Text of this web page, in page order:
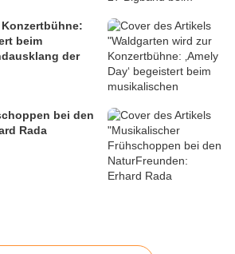
beim
der
bei den
Rada